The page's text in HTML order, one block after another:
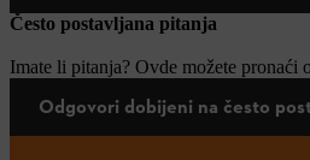
Često postavljana pitanja
Imate li pitanja? Ovde možete pronaći
Odgovori dobijeni na često